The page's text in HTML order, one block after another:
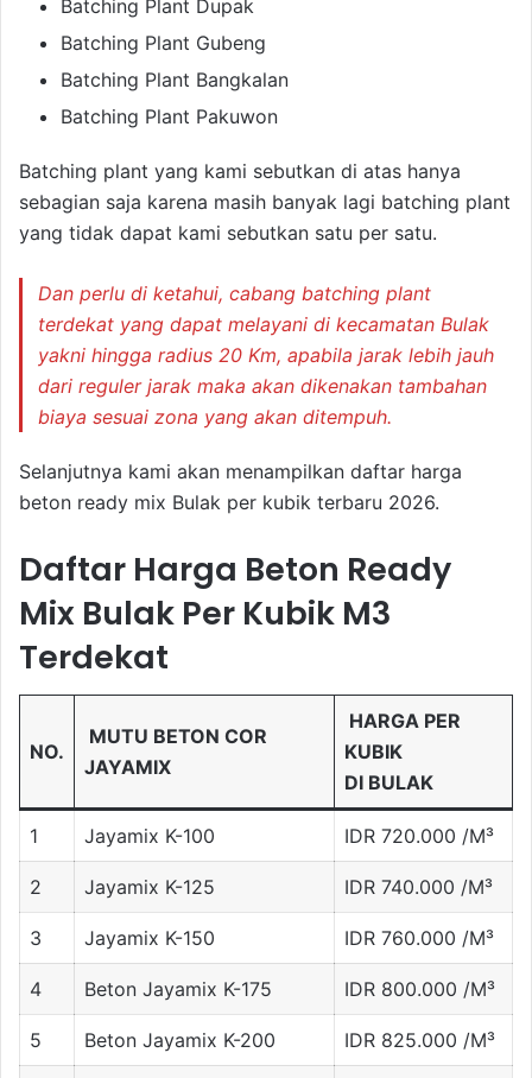
Batching Plant Dupak
Batching Plant Gubeng
Batching Plant Bangkalan
Batching Plant Pakuwon
Batching plant yang kami sebutkan di atas hanya
sebagian saja karena masih banyak lagi batching plant
yang tidak dapat kami sebutkan satu per satu.
Dan perlu di ketahui, cabang batching plant
terdekat yang dapat melayani di kecamatan Bulak
yakni hingga radius 20 Km, apabila jarak lebih jauh
dari reguler jarak maka akan dikenakan tambahan
biaya sesuai zona yang akan ditempuh.
Selanjutnya kami akan menampilkan daftar harga
beton ready mix Bulak per kubik terbaru 2026.
Daftar Harga Beton Ready
Mix Bulak Per Kubik M3
Terdekat
NO.
MUTU BETON COR
JAYAMIX
HARGA PER
KUBIK
DI BULAK
1 Jayamix K-100 IDR 720.000 /M³
2 Jayamix K-125 IDR 740.000 /M³
3 Jayamix K-150 IDR 760.000 /M³
4 Beton Jayamix K-175 IDR 800.000 /M³
5 Beton Jayamix K-200 IDR 825.000 /M³